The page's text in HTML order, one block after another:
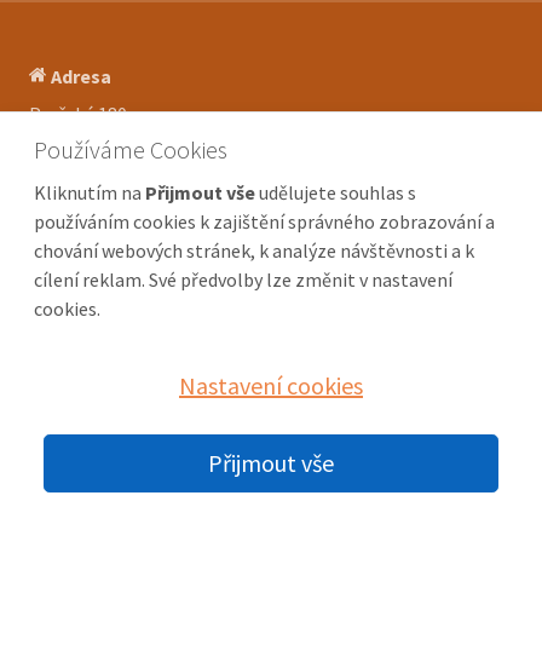
Adresa
Pražská 180
250 66 Zdiby
Telefon
+420 266 311 799
+420 266 311 950
+420 603 791 616
Používáme Cookies
Kliknutím na Přijmout všeudělujete souhlas s
používáním cookies k zajištění správného zobrazování a
chování webových stránek, k analýze návštěvnosti a k
cílení reklam. Své předvolby lze změnit v nastavení
cookies.
Nastavení cookies
Přijmout vše